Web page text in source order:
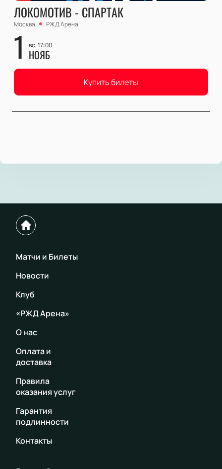
ЛОКОМОТИВ - СПАРТАК
Москва РЖД Арена
1 вс, 17:00
НОЯБ
Купить билеты
Матчи и Билеты
Новости
Клуб
«РЖД Арена»
О нас
Оплата и
доставка
Правила
оказания услуг
Гарантия
подлинности
Контакты